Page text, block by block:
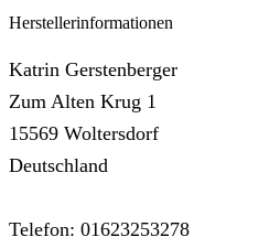
Herstellerinformationen
Katrin Gerstenberger
Zum Alten Krug 1
15569 Woltersdorf
Deutschland
Telefon: 01623253278